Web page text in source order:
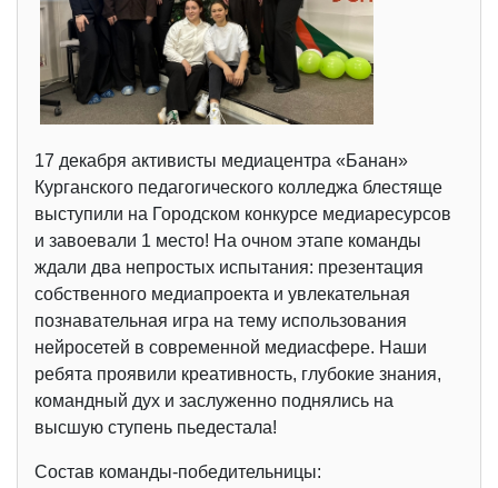
17 декабря активисты медиацентра «Банан»
Курганского педагогического колледжа блестяще
выступили на Городском конкурсе медиаресурсов
и завоевали 1 место! На очном этапе команды
ждали два непростых испытания: презентация
собственного медиапроекта и увлекательная
познавательная игра на тему использования
нейросетей в современной медиасфере. Наши
ребята проявили креативность, глубокие знания,
командный дух и заслуженно поднялись на
высшую ступень пьедестала!
Состав команды-победительницы: